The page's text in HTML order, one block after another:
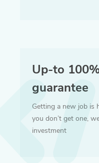
Up-to
guarantee
Getting a new job is
you don’t get one,
investment